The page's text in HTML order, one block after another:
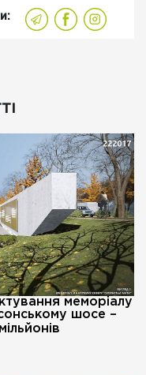
меморіалу
шосе –